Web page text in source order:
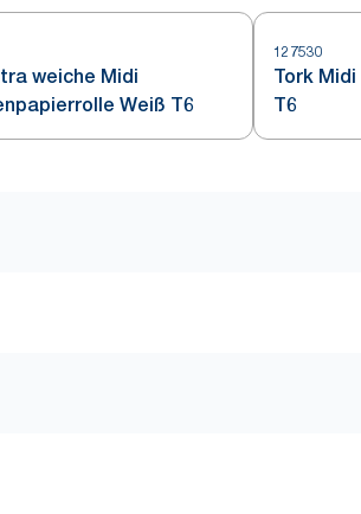
weiche Midi
Weiß T6
127530
Tork
T6